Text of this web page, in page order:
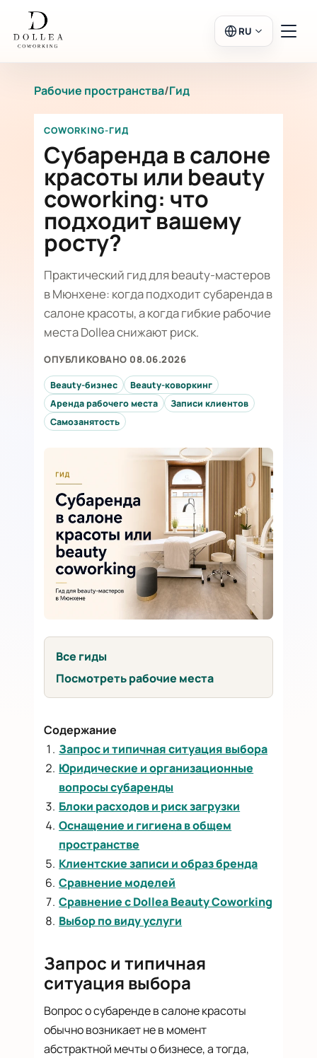
RU
Вход
В салон
Рабочие пространства
Календарь
Рабочие пространства/Гид
COWORKING-ГИД
Субаренда в салоне
красоты или beauty
coworking: что
подходит вашему
росту?
Практический гид для beauty-мастеров
в Мюнхене: когда подходит субаренда в
салоне красоты, а когда гибкие рабочие
места Dollea снижают риск.
ОПУБЛИКОВАНО 08.06.2026
Beauty-бизнес
Beauty-коворкинг
Аренда рабочего места
Записи клиентов
Самозанятость
Все гиды
Посмотреть рабочие места
Содержание
Запрос и типичная ситуация выбора
Юридические и организационные
вопросы субаренды
Блоки расходов и риск загрузки
Оснащение и гигиена в общем
пространстве
Клиентские записи и образ бренда
Сравнение моделей
Сравнение с Dollea Beauty Coworking
Выбор по виду услуги
Запрос и типичная
ситуация выбора
Вопрос о субаренде в салоне красоты
обычно возникает не в момент
абстрактной мечты о бизнесе, а тогда,